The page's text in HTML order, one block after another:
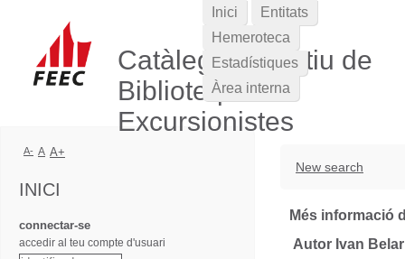
Catàleg Col·lectiu de
Biblioteques
Excursionistes
New search
Més informació
Autor Ivan
Inici
Entitats
Hemeroteca
Estadístiques
Àrea interna
A- A A+
INICI
connectar-se
accedir al teu compte d'usuari